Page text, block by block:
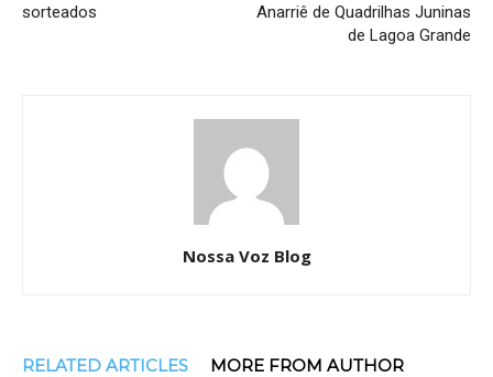
sorteados
Anarriê de Quadrilhas Juninas
de Lagoa Grande
Nossa Voz Blog
RELATED ARTICLES MORE FROM AUTHOR